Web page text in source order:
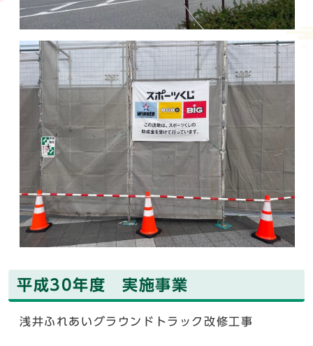
平成30年度 実施事業
浅井ふれあいグラウンドトラック改修工事